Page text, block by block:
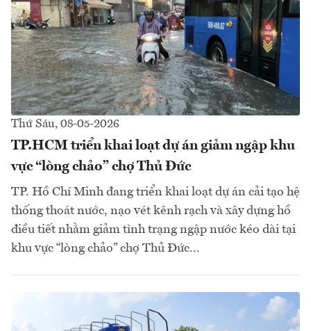
Thứ Sáu, 08-05-2026
TP.HCM triển khai loạt dự án giảm ngập khu
vực “lòng chảo” chợ Thủ Đức
TP. Hồ Chí Minh đang triển khai loạt dự án cải tạo hệ
thống thoát nước, nạo vét kênh rạch và xây dựng hồ
điều tiết nhằm giảm tình trạng ngập nước kéo dài tại
khu vực “lòng chảo” chợ Thủ Đức...